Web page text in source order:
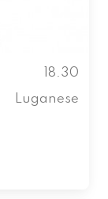
18.30
Luganese